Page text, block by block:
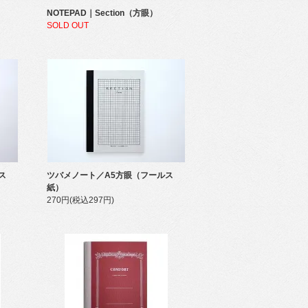
NOTEPAD｜Section（方眼）
SOLD OUT
ツバメノート／A5方眼（フールス
紙）
270円(税込297円)